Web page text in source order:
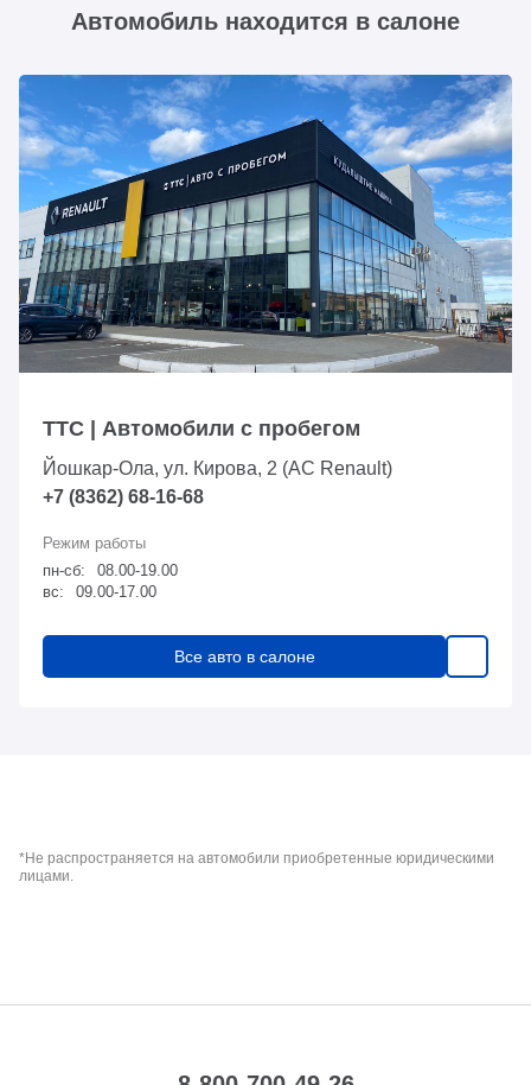
Автомобиль находится в салоне
ТТС | Автомобили с пробегом
Йошкар-Ола, ул. Кирова, 2 (АС Renault)
+7 (8362) 68-16-68
пн-сб:
08.00-19.00
вс:
09.00-17.00
Все авто в салоне
*Не распространяется на автомобили приобретенные юридическими
лицами.